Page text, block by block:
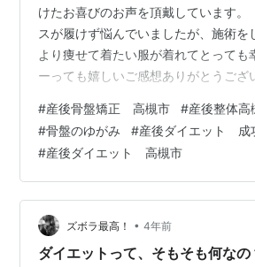
けたお喜びのお声を頂戴しています。
スが履けず悩んでいましたが、施術を
より痩せて着たい服が着れてとっても
ーっても嬉しいご感想ありがとうござ
イトはコチラ↓↓ www.youtube.com
www.youtube.com はてなブログプロ
連サイト select-type.com
prtree.jp iko-yo.net rairai.net seitai-
#産後骨盤矯正 高槻市 #産後整体高
#骨盤のゆがみ #産後ダイエット 成
#産後ダイエット 高槻市
ズボラ最高！ • 4年前
ダイエットって、そもそも何なの